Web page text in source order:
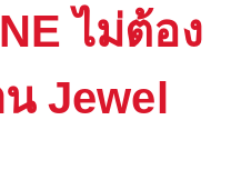
ไม่ต้อง
Jewel